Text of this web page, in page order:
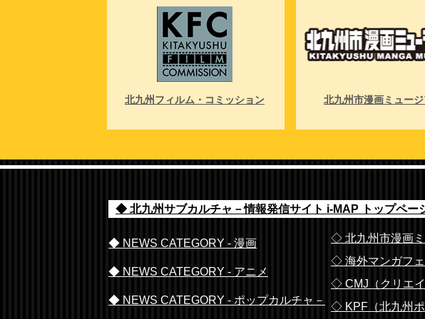
北九州フィルム・コミッション 北九州市漫画ミュー
◆ 北九州サブカルチャ－情報発信サイト i-MAP トップペー
◆ NEWS CATEGORY - 漫画
◆ NEWS CATEGORY - アニメ
◆ NEWS CATEGORY - ポップカルチャ－
◇ 北九州市漫画
◇ 海外マンガフ
◇ CMJ（クリエイ
◇ KPF（北九州ポ